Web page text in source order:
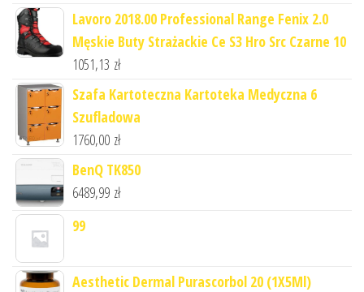
Lavoro 2018.00 Professional Range Fenix 2.0
Męskie Buty Strażackie Ce S3 Hro Src Czarne 10
1051,13 zł
Szafa Kartoteczna Kartoteka Medyczna 6
Szufladowa
1760,00 zł
BenQ TK850
6489,99 zł
99
Aesthetic Dermal Purascorbol 20 (1X5Ml)